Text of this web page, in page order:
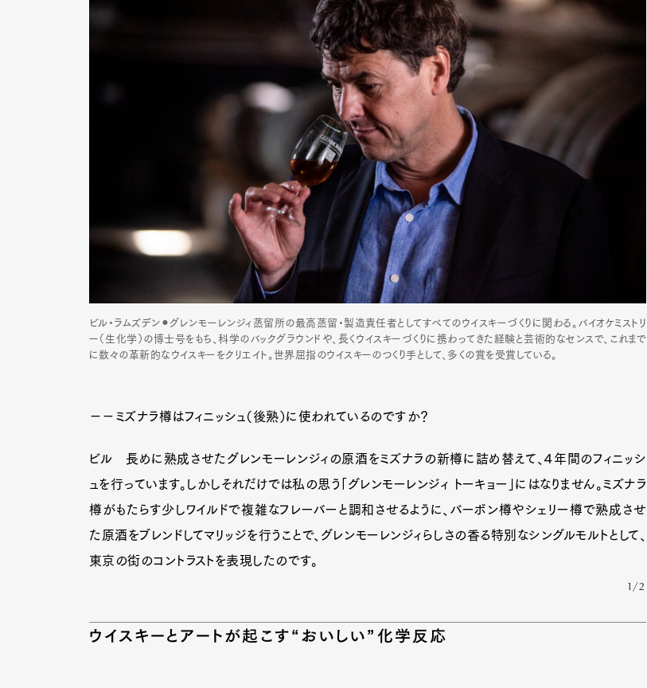
ビル・ラムズデン⚫︎グレンモーレンジィ蒸留所の最高蒸留・製造責任者としてすべてのウイスキーづくりに関わる。バイオケミストリ
ー（生化学）の博士号をもち、科学のバックグラウンドや、長くウイスキーづくりに携わってきた経験と芸術的なセンスで、これまで
に数々の革新的なウイスキーをクリエイト。世界屈指のウイスキーのつくり手として、多くの賞を受賞している。
−−ミズナラ樽はフィニッシュ（後熟）に使われているのですか？
ビル 長めに熟成させたグレンモーレンジィの原酒をミズナラの新樽に詰め替えて、４年間のフィニッシ
ュを行っています。しかしそれだけでは私の思う「グレンモーレンジィ トーキョー」にはなりません。ミズナラ
樽がもたらす少しワイルドで複雑なフレーバーと調和させるように、バーボン樽やシェリー樽で熟成させ
た原酒をブレンドしてマリッジを行うことで、グレンモーレンジィらしさの香る特別なシングルモルトとして、
東京の街のコントラストを表現したのです。
1/2
ウイスキーとアートが起こす“おいしい”化学反応